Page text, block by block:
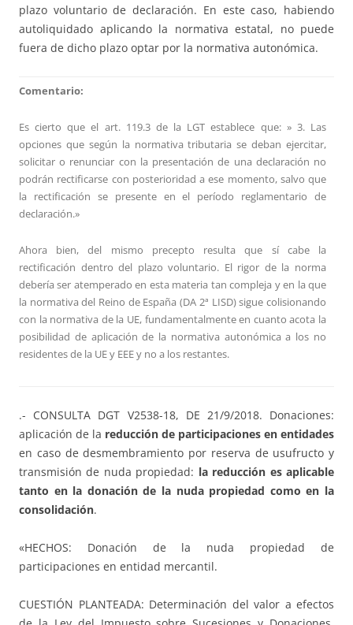
plazo voluntario de declaración. En este caso, habiendo
autoliquidado aplicando la normativa estatal, no puede
fuera de dicho plazo optar por la normativa autonómica.
Comentario:
Es cierto que el art. 119.3 de la LGT establece que: » 3. Las
opciones que según la normativa tributaria se deban ejercitar,
solicitar o renunciar con la presentación de una declaración no
podrán rectificarse con posterioridad a ese momento, salvo que
la rectificación se presente en el período reglamentario de
declaración.»
Ahora bien, del mismo precepto resulta que sí cabe la
rectificación dentro del plazo voluntario. El rigor de la norma
debería ser atemperado en esta materia tan compleja y en la que
la normativa del Reino de España (DA 2ª LISD) sigue colisionando
con la normativa de la UE, fundamentalmente en cuanto acota la
posibilidad de aplicación de la normativa autonómica a los no
residentes de la UE y EEE y no a los restantes.
.- CONSULTA DGT V2538-18, DE 21/9/2018. Donaciones:
aplicación de la reducción de participaciones en entidades
en caso de desmembramiento por reserva de usufructo y
transmisión de nuda propiedad: la reducción es aplicable
tanto en la donación de la nuda propiedad como en la
consolidación.
«HECHOS: Donación de la nuda propiedad de
participaciones en entidad mercantil.
CUESTIÓN PLANTEADA: Determinación del valor a efectos